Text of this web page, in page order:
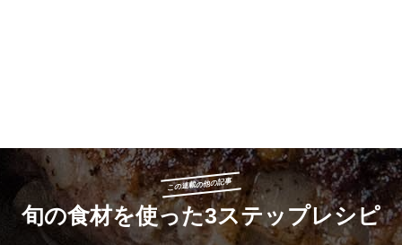
この連載の他の記事
旬の食材を使った3ステップレシピ